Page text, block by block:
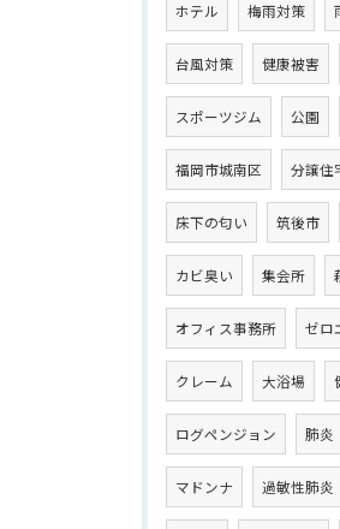
ホテル 梅雨対策
台風対策 健康被害
スポーツジム 公園
福岡市城南区 分譲住
床下の匂い 筑後市
カビ臭い 集会所
オフィス事務所 ゼロ
クレーム 大浴場
ログペンジョン 肺炎
マドンナ 過敏性肺炎